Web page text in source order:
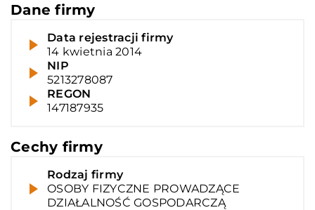
Dane firmy
Data rejestracji firmy
14 kwietnia 2014
NIP
5213278087
REGON
147187935
Cechy firmy
Rodzaj firmy
OSOBY FIZYCZNE PROWADZĄCE
DZIAŁALNOŚĆ GOSPODARCZĄ